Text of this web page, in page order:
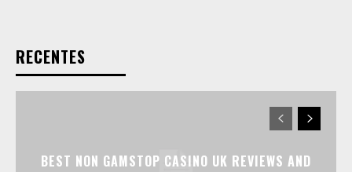
RECENTES
BEST NON GAMSTOP CASINO UK REVIEWS AND